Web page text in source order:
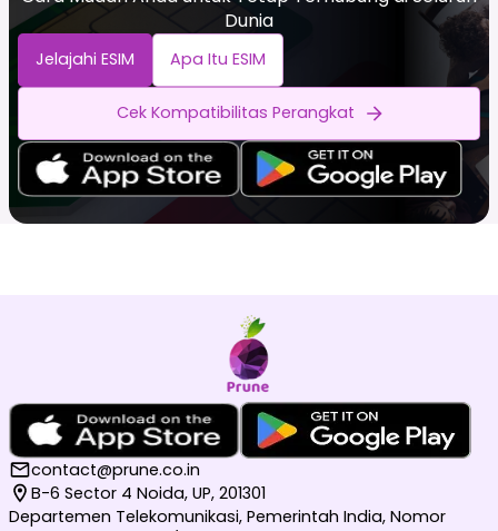
Dunia
Jelajahi ESIM Apa Itu ESIM
Cek Kompatibilitas Perangkat
contact@prune.co.in
B-6 Sector 4 Noida, UP, 201301
Departemen Telekomunikasi, Pemerintah India, Nomor